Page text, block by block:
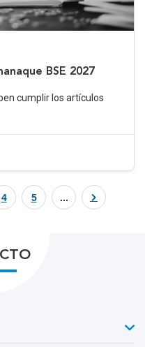
BSE 2027
cumplir los artículos
4 5 ...